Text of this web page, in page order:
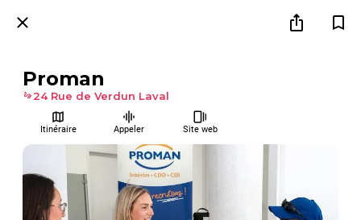
Proman
24 Rue de Verdun Laval
Itinéraire Appeler Site web